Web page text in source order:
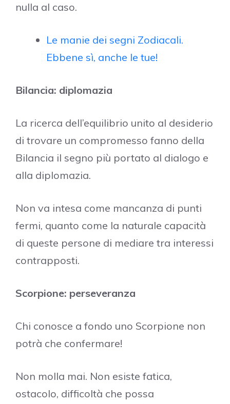
nulla al caso.
Le manie dei segni Zodiacali.
Ebbene sì, anche le tue!
Bilancia: diplomazia
La ricerca dell’equilibrio unito al desiderio
di trovare un compromesso fanno della
Bilancia il segno più portato al dialogo e
alla diplomazia.
Non va intesa come mancanza di punti
fermi, quanto come la naturale capacità
di queste persone di mediare tra interessi
contrapposti.
Scorpione: perseveranza
Chi conosce a fondo uno Scorpione non
potrà che confermare!
Non molla mai. Non esiste fatica,
ostacolo, difficoltà che possa